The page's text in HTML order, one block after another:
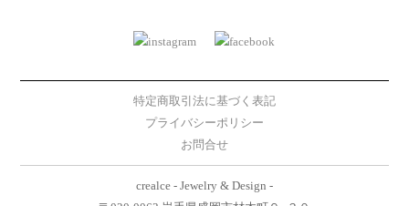
特定商取引法に基づく表記
プライバシーポリシー
お問合せ
crealce - Jewelry & Design -